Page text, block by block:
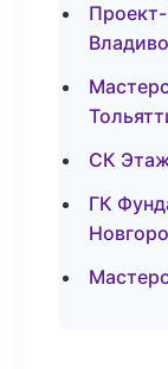
СК
ГК